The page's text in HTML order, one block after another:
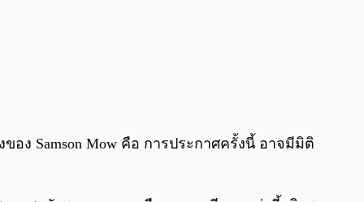
ง Samson Mow คือ การประกาศครั้งนี้ อาจมีมิติ